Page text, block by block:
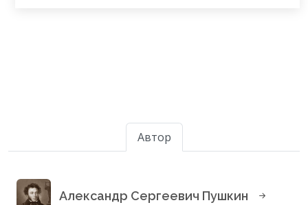
Автор
Александр Сергеевич Пушкин